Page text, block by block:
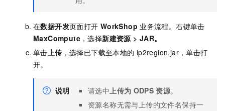
在数据开发页面打开 WorkShop 业务流程。右键单击
MaxCompute ，选择新建资源>JAR。
单击上传 ，选择已下载至本地的 ip2region.jar ，单击打
开。
说明 请选中上传为 ODPS 资源。
资源名称无需与上传的文件名保持一